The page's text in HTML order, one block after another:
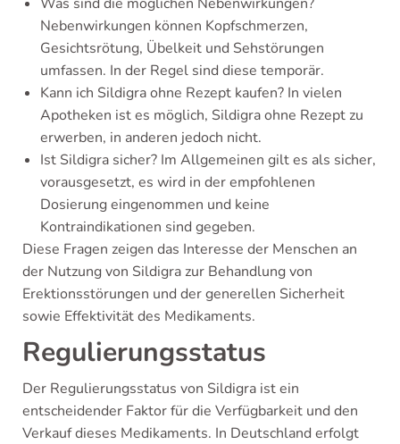
Nebenwirkungen können Kopfschmerzen,
Gesichtsrötung, Übelkeit und Sehstörungen
umfassen. In der Regel sind diese temporär.
Kann ich Sildigra ohne Rezept kaufen? In vielen
Apotheken ist es möglich, Sildigra ohne Rezept zu
erwerben, in anderen jedoch nicht.
Ist Sildigra sicher? Im Allgemeinen gilt es als sicher,
vorausgesetzt, es wird in der empfohlenen
Dosierung eingenommen und keine
Kontraindikationen sind gegeben.
Diese Fragen zeigen das Interesse der Menschen an
der Nutzung von Sildigra zur Behandlung von
Erektionsstörungen und der generellen Sicherheit
sowie Effektivität des Medikaments.
Regulierungsstatus
Der Regulierungsstatus von Sildigra ist ein
entscheidender Faktor für die Verfügbarkeit und den
Verkauf dieses Medikaments. In Deutschland erfolgt